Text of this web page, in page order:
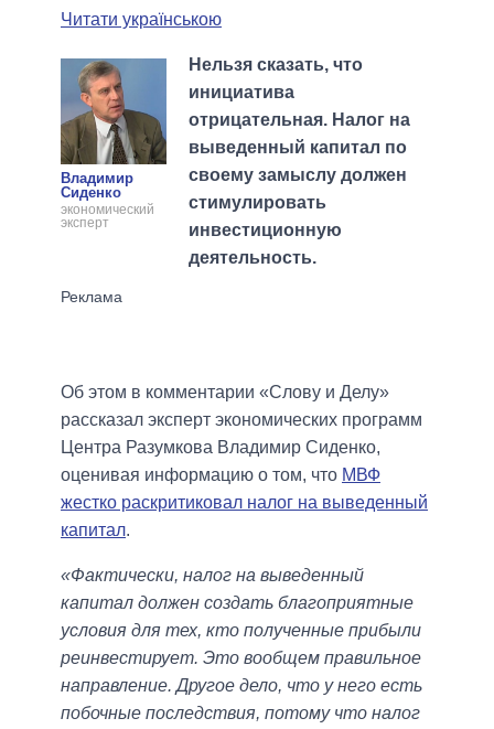
МЭРЫ
ВСЕ ПЕРСОНЫ
СРАВНЕНИЕ ПОЛИТИКОВ
Читати українською
Владимир
Сиденко
экономический
эксперт
Нельзя сказать, что
инициатива
отрицательная. Налог на
выведенный капитал по
своему замыслу должен
стимулировать
инвестиционную
деятельность.
Об этом в комментарии «Слову и Делу»
рассказал эксперт экономических программ
Центра Разумкова Владимир Сиденко,
оценивая информацию о том, что МВФ
жестко раскритиковал налог на выведенный
капитал.
«Фактически, налог на выведенный
капитал должен создать благоприятные
условия для тех, кто полученные прибыли
реинвестирует. Это вообщем правильное
направление. Другое дело, что у него есть
побочные последствия, потому что налог